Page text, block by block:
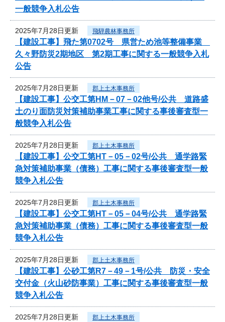
一般競争入札公告
2025年7月28日更新 飛騨農林事務所
【建設工事】飛た第0702号 県営ため池等整備事業
久々野防災2期地区 第2期工事に関する一般競争入札
公告
2025年7月28日更新 郡上土木事務所
【建設工事】公交工第HM－07－02他号/公共 道路盛
土のり面防災対策補助事業工事に関する事後審査型一
般競争入札公告
2025年7月28日更新 郡上土木事務所
【建設工事】公交工第HT－05－02号/公共 通学路緊
急対策補助事業（債務）工事に関する事後審査型一般
競争入札公告
2025年7月28日更新 郡上土木事務所
【建設工事】公交工第HT－05－04号/公共 通学路緊
急対策補助事業（債務）工事に関する事後審査型一般
競争入札公告
2025年7月28日更新 郡上土木事務所
【建設工事】公砂工第R7－49－1号/公共 防災・安全
交付金（火山砂防事業）工事に関する事後審査型一般
競争入札公告
2025年7月28日更新 郡上土木事務所